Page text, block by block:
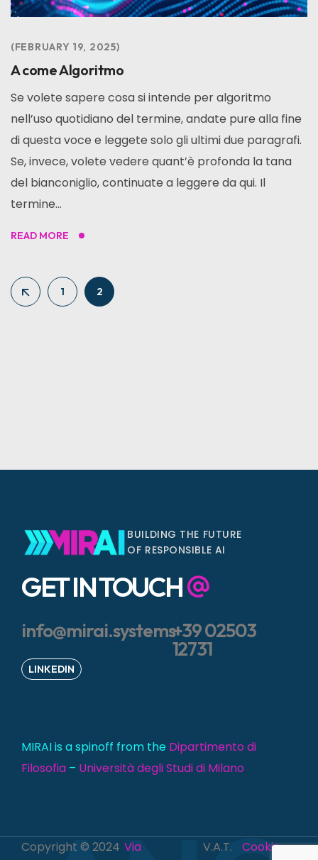
FEBRUARY 19, 2025
A come Algoritmo
Se volete sapere cosa si intende per algoritmo
nell’uso quotidiano del termine, andate pure alla fine
di questa voce e leggete solo gli ultimi due paragrafi.
Se, invece, volete vedere quant’è profonda la tana
del bianconiglio, continuate a leggere da qui. Il
termine...
READ MORE
1 2
BUILDING THE FUTURE
OF RESPONSIBLE AI
GET IN TOUCH
info@mirai.systems+39 02503
12731
LINKEDIN
MIRAI is a spinoff from the Dipartimento di
Filosofia – Università degli Studi di Milano
Copyright © 2024 Via V.A.T. Cookie